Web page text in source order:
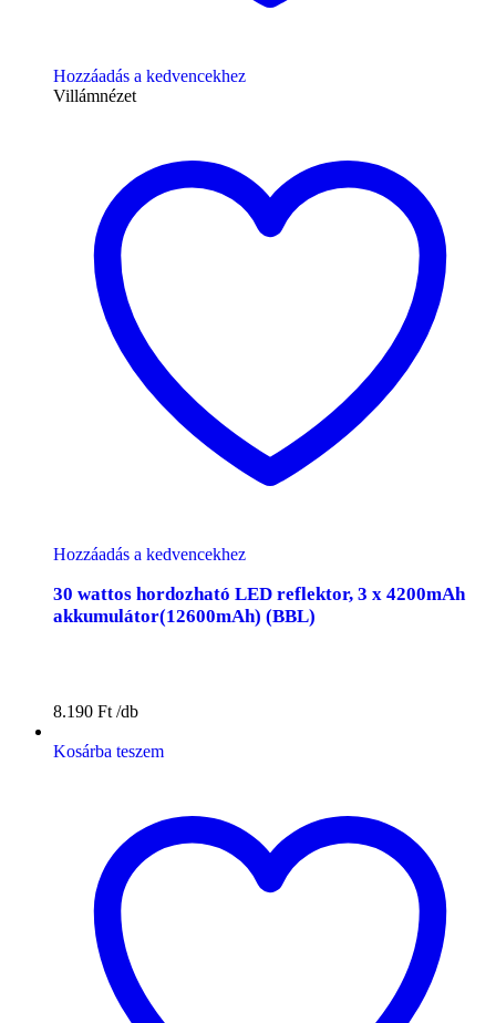
Hozzáadás a kedvencekhez
Villámnézet
Hozzáadás a kedvencekhez
30 wattos hordozható LED reflektor, 3 x 4200mAh
akkumulátor(12600mAh) (BBL)
8.190 Ft
Kosárba teszem